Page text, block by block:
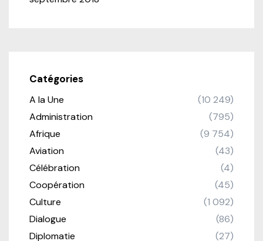
Catégories
A la Une
(10 249)
Administration
(795)
Afrique
(9 754)
Aviation
(43)
Célébration
(4)
Coopération
(45)
Culture
(1 092)
Dialogue
(86)
Diplomatie
(27)